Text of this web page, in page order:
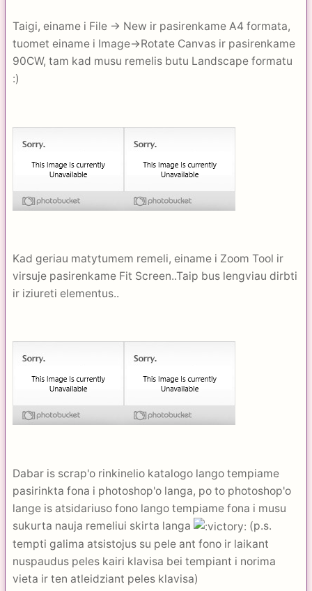
Taigi, einame i File -> New ir pasirenkame A4 formata,
tuomet einame i Image->Rotate Canvas ir pasirenkame
90CW, tam kad musu remelis butu Landscape formatu
:)
Kad geriau matytumem remeli, einame i Zoom Tool ir
virsuje pasirenkame Fit Screen..Taip bus lengviau dirbti
ir iziureti elementus..
Dabar is scrap'o rinkinelio katalogo lango tempiame
pasirinkta fona i photoshop'o langa, po to photoshop'o
lange is atsidariuso fono lango tempiame fona i musu
sukurta nauja remeliui skirta langa
(p.s.
tempti galima atsistojus su pele ant fono ir laikant
nuspaudus peles kairi klavisa bei tempiant i norima
vieta ir ten atleidziant peles klavisa)